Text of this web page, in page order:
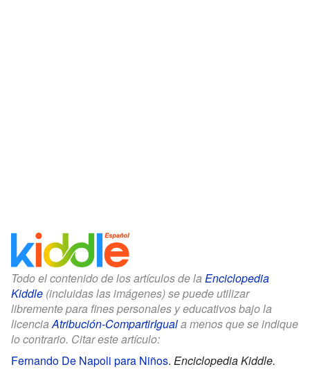
Todo el contenido de los artículos de la Enciclopedia
Kiddle (incluidas las imágenes) se puede utilizar
libremente para fines personales y educativos bajo la
licenciaAtribución-CompartirIguala menos que se indique
lo contrario. Citar este artículo:
Fernando De Napoli para Niños. Enciclopedia Kiddle.